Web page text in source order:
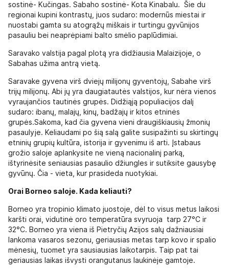
sostinė- Kučingas. Sabaho sostinė- Kota Kinabalu. Šie du
regionai kupini kontrastų, juos sudaro: modernūs miestai ir
nuostabi gamta su atogrąžų miškais ir turtingu gyvūnijos
pasauliu bei neaprėpiami balto smėlio paplūdimiai.
Saravako valstija pagal plotą yra didžiausia Malaizijoje, o
Sabahas užima antrą vietą.
Saravake gyvena virš dviejų milijonų gyventojų, Sabahe virš
trijų milijonų. Abi jų yra daugiatautės valstijos, kur nėra vienos
vyraujančios tautinės grupės. Didžiąją populiacijos dalį
sudaro: ibanų, malajų, kinų, badžajų ir kitos etninės
grupės.Sakoma, kad čia gyvena vieni draugiškiausių žmonių
pasaulyje. Keliaudami po šią salą galite susipažinti su skirtingų
etninių grupių kultūra, istorija ir gyvenimu iš arti. Įstabaus
grožio saloje aplankysite ne vieną nacionalinį parką,
ištyrinėsite seniausias pasaulio džiungles ir sutiksite gausybę
gyvūnų. Čia - vieta, kur prasideda nuotykiai.
Orai Borneo saloje. Kada keliauti?
Borneo yra tropinio klimato juostoje, dėl to visus metus laikosi
karšti orai, vidutinė oro temperatūra svyruoja tarp 27°C ir
32°C. Borneo yra viena iš Pietryčių Azijos salų dažniausiai
lankoma vasaros sezonu, geriausias metas tarp kovo ir spalio
mėnesių, tuomet yra sausiausias laikotarpis. Taip pat tai
geriausias laikas išvysti orangutanus laukinėje gamtoje.